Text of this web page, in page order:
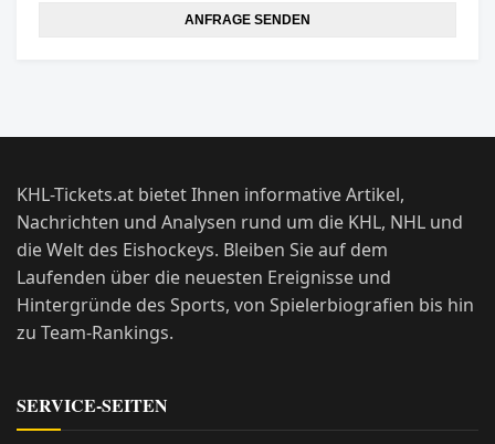
ANFRAGE SENDEN
KHL-Tickets.at bietet Ihnen informative Artikel,
Nachrichten und Analysen rund um die KHL, NHL und
die Welt des Eishockeys. Bleiben Sie auf dem
Laufenden über die neuesten Ereignisse und
Hintergründe des Sports, von Spielerbiografien bis hin
zu Team-Rankings.
SERVICE-SEITEN